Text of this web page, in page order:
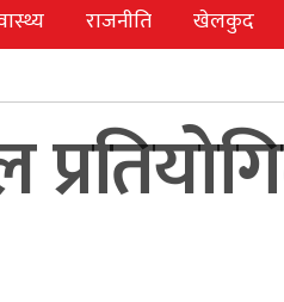
राजनीति खेलकुद